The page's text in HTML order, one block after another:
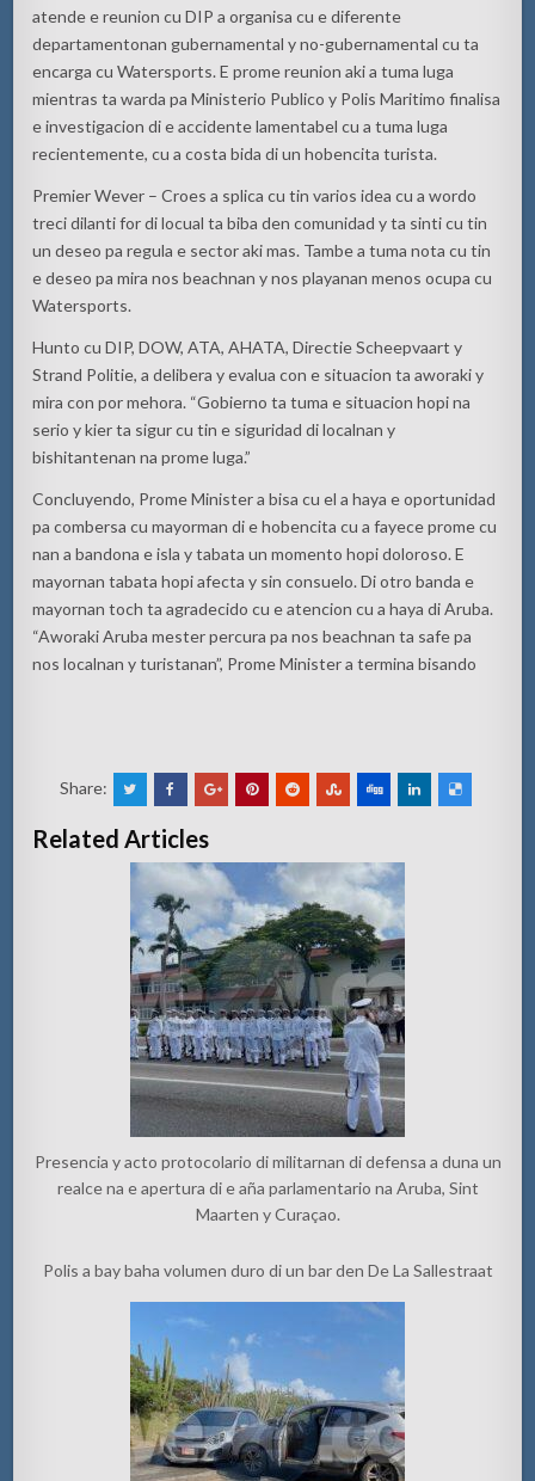
atende e reunion cu DIP a organisa cu e diferente
departamentonan gubernamental y no-gubernamental cu ta
encarga cu Watersports. E prome reunion aki a tuma luga
mientras ta warda pa Ministerio Publico y Polis Maritimo finalisa
e investigacion di e accidente lamentabel cu a tuma luga
recientemente, cu a costa bida di un hobencita turista.
Premier Wever – Croes a splica cu tin varios idea cu a wordo
treci dilanti for di locual ta biba den comunidad y ta sinti cu tin
un deseo pa regula e sector aki mas. Tambe a tuma nota cu tin
e deseo pa mira nos beachnan y nos playanan menos ocupa cu
Watersports.
Hunto cu DIP, DOW, ATA, AHATA, Directie Scheepvaart y
Strand Politie, a delibera y evalua con e situacion ta aworaki y
mira con por mehora. “Gobierno ta tuma e situacion hopi na
serio y kier ta sigur cu tin e siguridad di localnan y
bishitantenan na prome luga.”
Concluyendo, Prome Minister a bisa cu el a haya e oportunidad
pa combersa cu mayorman di e hobencita cu a fayece prome cu
nan a bandona e isla y tabata un momento hopi doloroso. E
mayornan tabata hopi afecta y sin consuelo. Di otro banda e
mayornan toch ta agradecido cu e atencion cu a haya di Aruba.
“Aworaki Aruba mester percura pa nos beachnan ta safe pa
nos localnan y turistanan”, Prome Minister a termina bisando
Share:
Related Articles
Presencia y acto protocolario di militarnan di defensa a duna un
realce na e apertura di e aña parlamentario na Aruba, Sint
Maarten y Curaçao.
Polis a bay baha volumen duro di un bar den De La Sallestraat